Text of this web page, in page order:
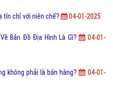
tín chỉ với niên chế? 04-01-2025
Bản Đồ Địa Hình Là Gì?
04-01-
không phải là bán hàng?
04-01-